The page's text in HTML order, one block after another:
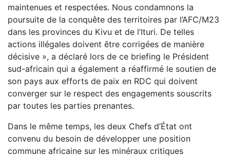
maintenues et respectées. Nous condamnons la
poursuite de la conquête des territoires par l’AFC/M23
dans les provinces du Kivu et de l’Ituri. De telles
actions illégales doivent être corrigées de manière
décisive », a déclaré lors de ce briefing le Président
sud-africain qui a également a réaffirmé le soutien de
son pays aux efforts de paix en RDC qui doivent
converger sur le respect des engagements souscrits
par toutes les parties prenantes.
Dans le même temps, les deux Chefs d’État ont
convenu du besoin de développer une position
commune africaine sur les minéraux critiques